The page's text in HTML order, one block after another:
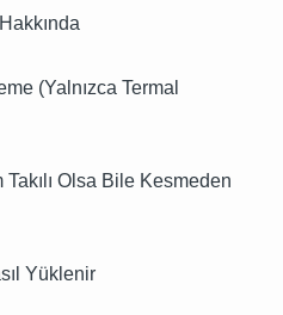
(Yalnızca Termal
Olsa Bile Kesmeden
Yüklenir